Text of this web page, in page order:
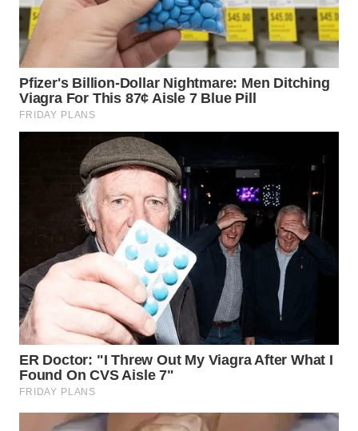
TENGAH
SERDANG
WN
KARAWANG
BEKASI
WN
BOGOR
WN